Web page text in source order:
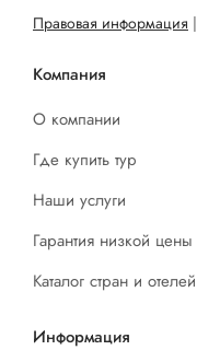
Правовая информация |
Компания
О компании
Где купить тур
Наши услуги
Гарантия низкой цены
Каталог стран и отелей
Информация